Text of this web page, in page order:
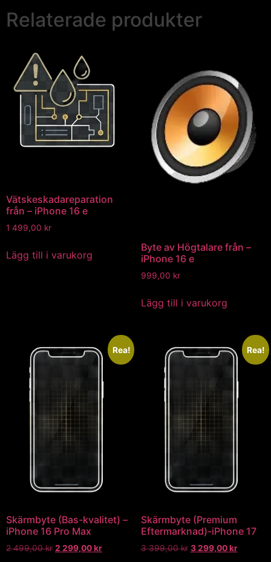
Relaterade produkter
Vätskeskadareparation
från – iPhone 16 e
1 499,00 kr
Lägg till i varukorg
Byte av Högtalare från –
iPhone 16 e
999,00 kr
Lägg till i varukorg
Rea!
Skärmbyte (Bas-kvalitet) –
iPhone 16 Pro Max
2 499,00kr 2 299,00kr
Rea!
Skärmbyte (Premium
Eftermarknad)-iPhone 17
3 399,00kr 3 299,00kr